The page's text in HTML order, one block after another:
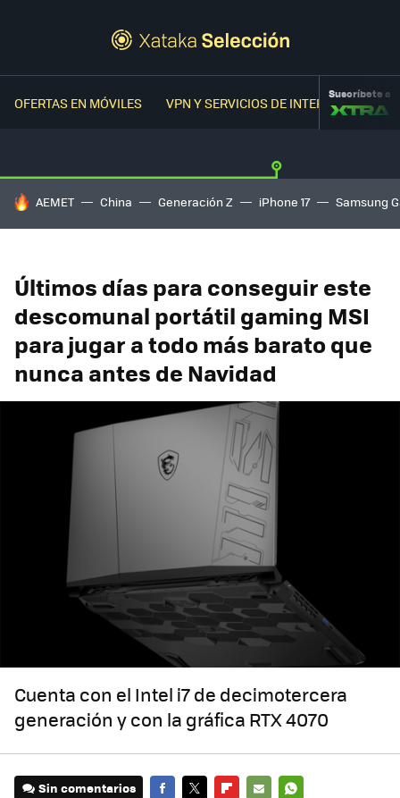
OFERTAS EN MÓVILES VPN Y SERVICIOS DE INTERNETSuscríbete a
HOY SE HABLA DE
AEMET China Generación Z iPhone 17 Samsung
Últimos días para conseguir este
descomunal portátil gaming MSI
para jugar a todo más barato que
nunca antes de Navidad
Cuenta con el Intel i7 de decimotercera
generación y con la gráfica RTX 4070
Sin comentarios